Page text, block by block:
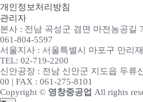
개인정보처리방침
관리자
본사 : 전남 곡성군 겸면 마전농공길
061-804-5597
서울지사 : 서울특별시 마포구 만리
TEL: 02-719-2200
신안공장 : 전남 신안군 지도읍 두류
00 | FAX : 061-275-8101
Copyright © 영창중공업 All rights